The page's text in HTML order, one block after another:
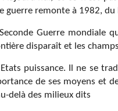
remonte à 1982, du
Guerre mondiale
disparaît et les
puissance. Il ne se
de ses moyens et
delà des milieux dits